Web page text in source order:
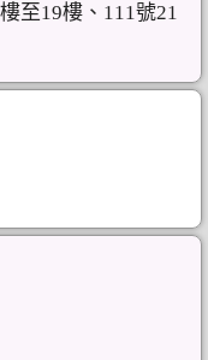
至19樓、111號21